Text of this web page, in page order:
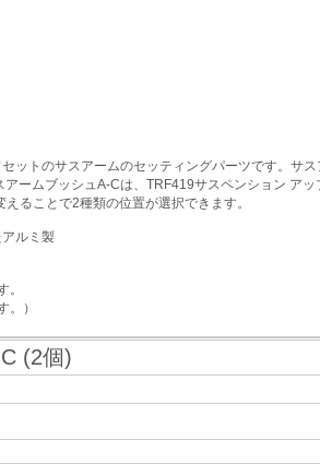
ットのサスアームのセッティングパーツです。サ
ームブッシュA-Cは、TRF419サスペンション ア
ることで2種類の位置が選択できます。
ルミ製
。
。）
(2個)